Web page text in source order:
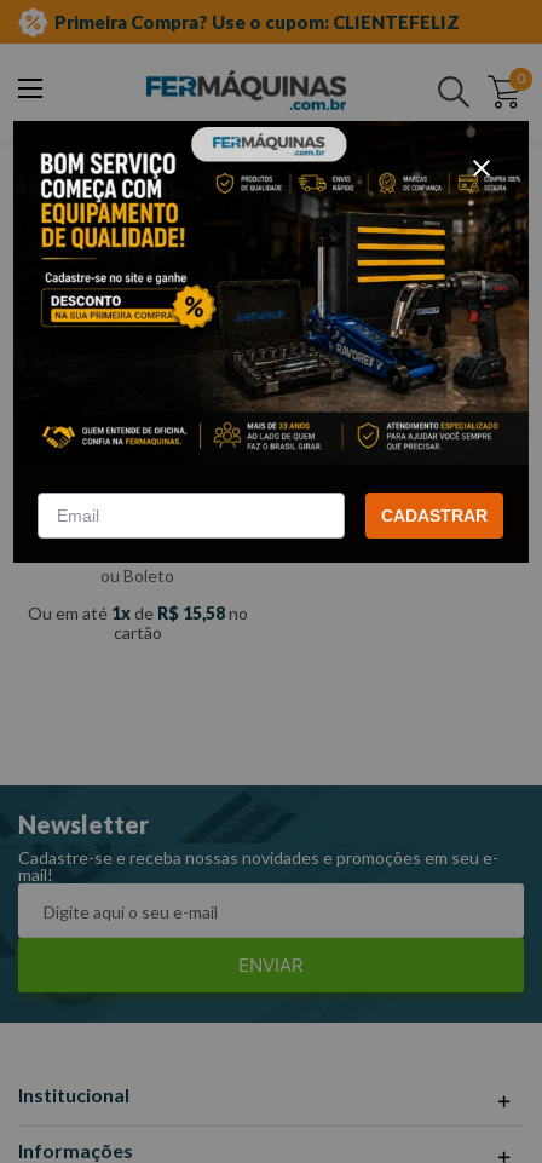
Primeira Compra? Use o cupom: CLIENTEFELIZ
0
Buscar
saif
SAIF
Filtrar
Limpa Grelhas e Churrasqueira
Por:R$14,80/cada
ou Boleto
Ou em até 1 de R$ 15,58no
cartão
Newsletter
Cadastre-se e receba nossas novidades e promoções em seu e-
mail!
ENVIAR
Institucional
Informações
CADASTRAR